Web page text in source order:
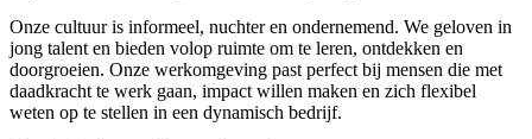
Onze cultuur is informeel, nuchter en ondernemend. We geloven in
jong talent en bieden volop ruimte om te leren, ontdekken en
doorgroeien. Onze werkomgeving past perfect bij mensen die met
daadkracht te werk gaan, impact willen maken en zich flexibel
weten op te stellen in een dynamisch bedrijf.